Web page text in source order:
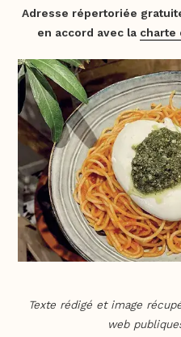
Adresse répertoriée
en accord avec la charte
Texte rédigé et image
web